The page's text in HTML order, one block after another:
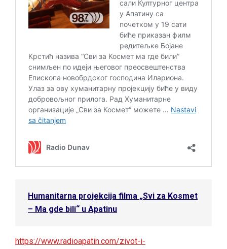
Humanitarna projekcija filma „Svi za Kosmet
– Ma gde bili“ u Apatinu
https://www.radioapatin.com/zivot-i-